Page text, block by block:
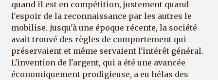
quand il est en compétition, justement quand
l'espoir de la reconnaissance par les autres le
mobilise. Jusqu'à une époque récente, la société
avait trouvé des règles de comportement qui
préservaient et même servaient l'intérêt général.
L'invention de l'argent, qui a été une avancée
économiquement prodigieuse, a eu hélas des